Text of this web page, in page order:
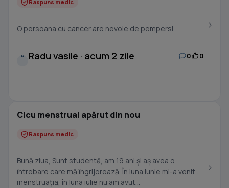
Raspuns medic
O persoana cu cancer are nevoie de pempersi
R Radu vasile · acum 2 zile 0 0
Cicu menstrual apărut din nou
Raspuns medic
Bună ziua, Sunt studentă, am 19 ani și aș avea o
întrebare care mă îngrijorează. În luna iunie mi-a venit
menstruația, în luna iulie nu am avut...